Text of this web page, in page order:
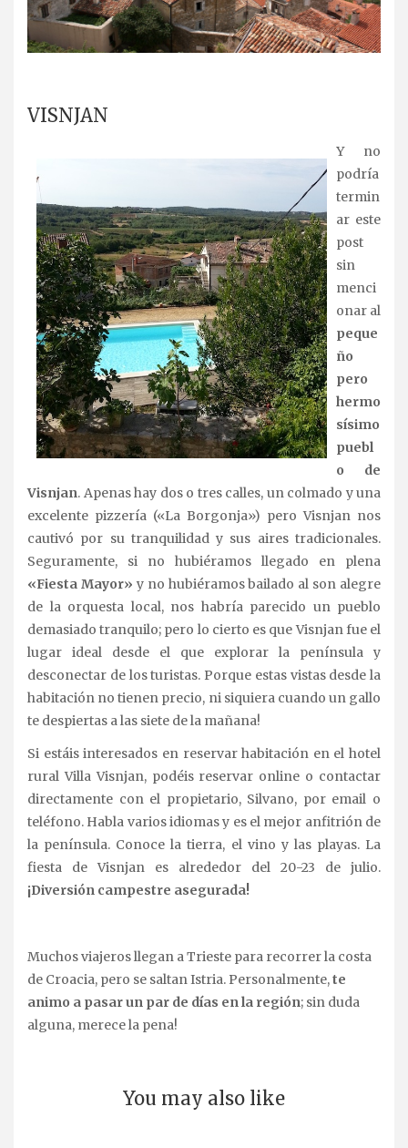
VISNJAN
Y no
podría
termin
ar este
post
sin
menci
onar al
peque
ño
pero
hermo
sísimo
puebl
o de
Visnjan. Apenas hay dos o tres calles, un colmado y una
excelente pizzería («La Borgonja») pero Visnjan nos
cautivó por su tranquilidad y sus aires tradicionales.
Seguramente, si no hubiéramos llegado en plena
«Fiesta Mayor» y no hubiéramos bailado al son alegre
de la orquesta local, nos habría parecido un pueblo
demasiado tranquilo; pero lo cierto es que Visnjan fue el
lugar ideal desde el que explorar la península y
desconectar de los turistas. Porque estas vistas desde la
habitación no tienen precio, ni siquiera cuando un gallo
te despiertas a las siete de la mañana!
Si estáis interesados en reservar habitación en el hotel
rural Villa Visnjan, podéis reservar online o contactar
directamente con el propietario, Silvano, por email o
teléfono. Habla varios idiomas y es el mejor anfitrión de
la península. Conoce la tierra, el vino y las playas. La
fiesta de Visnjan es alrededor del 20-23 de julio.
¡Diversión campestre asegurada!
Muchos viajeros llegan a Trieste para recorrer la costa
de Croacia, pero se saltan Istria. Personalmente,te
animo a pasar un par de días en la región; sin duda
alguna, merece la pena!
You may also like